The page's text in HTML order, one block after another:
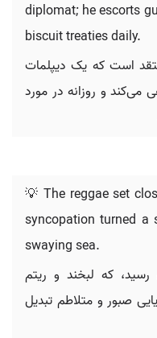
diplomat; he escorts
biscuit treaties daily.
است که یک دیپلمات
می‌کند و روزانه در مورد
💡 The reggae set
syncopation turned a
swaying sea.
رسید، که لبخند و ریتم
صبور و متلاطم تبدیل